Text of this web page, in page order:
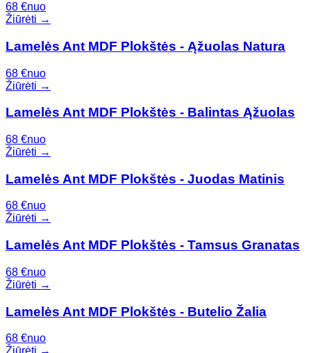
68 €nuo
Žiūrėti →
Lamelės Ant MDF Plokštės - Ąžuolas Natura
68 €nuo
Žiūrėti →
Lamelės Ant MDF Plokštės - Balintas Ąžuolas
68 €nuo
Žiūrėti →
Lamelės Ant MDF Plokštės - Juodas Matinis
68 €nuo
Žiūrėti →
Lamelės Ant MDF Plokštės - Tamsus Granatas
68 €nuo
Žiūrėti →
Lamelės Ant MDF Plokštės - Butelio Žalia
68 €nuo